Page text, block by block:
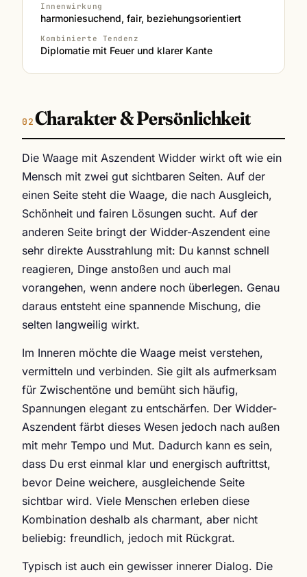
Innenwirkung
harmoniesuchend, fair, beziehungsorientiert
Kombinierte Tendenz
Diplomatie mit Feuer und klarer Kante
Charakter & Persönlichkeit
Die Waage mit Aszendent Widder wirkt oft wie ein
Mensch mit zwei gut sichtbaren Seiten. Auf der
einen Seite steht die Waage, die nach Ausgleich,
Schönheit und fairen Lösungen sucht. Auf der
anderen Seite bringt der Widder-Aszendent eine
sehr direkte Ausstrahlung mit: Du kannst schnell
reagieren, Dinge anstoßen und auch mal
vorangehen, wenn andere noch überlegen. Genau
daraus entsteht eine spannende Mischung, die
selten langweilig wirkt.
Im Inneren möchte die Waage meist verstehen,
vermitteln und verbinden. Sie gilt als aufmerksam
für Zwischentöne und bemüht sich häufig,
Spannungen elegant zu entschärfen. Der Widder-
Aszendent färbt dieses Wesen jedoch nach außen
mit mehr Tempo und Mut. Dadurch kann es sein,
dass Du erst einmal klar und energisch auftrittst,
bevor Deine weichere, ausgleichende Seite
sichtbar wird. Viele Menschen erleben diese
Kombination deshalb als charmant, aber nicht
beliebig: freundlich, jedoch mit Rückgrat.
Typisch ist auch ein gewisser innerer Dialog. Die